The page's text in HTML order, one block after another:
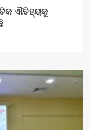
ଐତିହ୍ୟକୁ